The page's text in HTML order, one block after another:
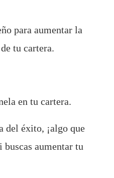
para aumentar la
tu cartera.
en tu cartera.
del éxito, ¡algo que
aumentar tu